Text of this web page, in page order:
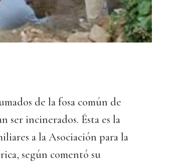
de la fosa común de
ser incinerados. Ésta es la
a la Asociación para la
según comentó su